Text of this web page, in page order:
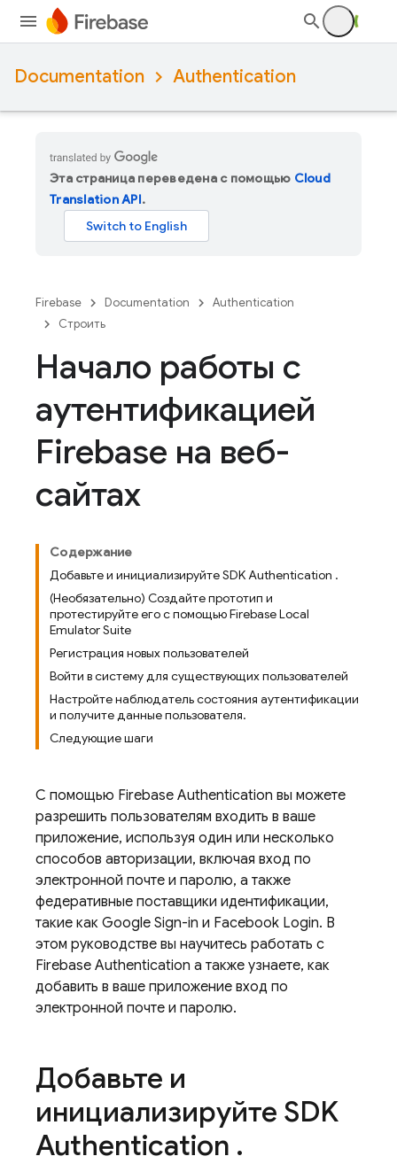
Documentation Authentication
Эта страница переведена с помощью Cloud
Translation API.
Firebase Documentation
Authentication
Строить
Начало работы с
аутентификацией
Firebase на веб-
сайтах
Содержание
Добавьте и инициализируйте SDK Authentication .
(Необязательно) Создайте прототип и
протестируйте его с помощью Firebase Local
Emulator Suite
Регистрация новых пользователей
Войти в систему для существующих пользователей
Настройте наблюдатель состояния аутентификации
и получите данные пользователя.
Следующие шаги
С помощью Firebase Authentication вы можете
разрешить пользователям входить в ваше
приложение, используя один или несколько
способов авторизации, включая вход по
электронной почте и паролю, а также
федеративные поставщики идентификации,
такие как Google Sign-in и Facebook Login. В
этом руководстве вы научитесь работать с
Firebase Authentication а также узнаете, как
добавить в ваше приложение вход по
электронной почте и паролю.
Добавьте и
инициализируйте SDK
Authentication .